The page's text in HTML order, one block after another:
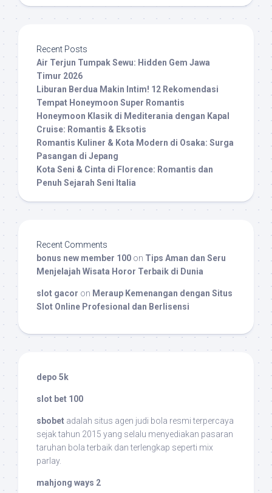
Recent Posts
Air Terjun Tumpak Sewu: Hidden Gem Jawa
Timur 2026
Liburan Berdua Makin Intim! 12 Rekomendasi
Tempat Honeymoon Super Romantis
Honeymoon Klasik di Mediterania dengan Kapal
Cruise: Romantis & Eksotis
Romantis Kuliner & Kota Modern di Osaka: Surga
Pasangan di Jepang
Kota Seni & Cinta di Florence: Romantis dan
Penuh Sejarah Seni Italia
Recent Comments
bonus new member 100 on Tips Aman dan Seru
Menjelajah Wisata Horor Terbaik di Dunia
slot gacor on Meraup Kemenangan dengan Situs
Slot Online Profesional dan Berlisensi
depo 5k
slot bet 100
sbobet adalah situs agen judi bola resmi terpercaya
sejak tahun 2015 yang selalu menyediakan pasaran
taruhan bola terbaik dan terlengkap seperti mix
parlay.
mahjong ways 2